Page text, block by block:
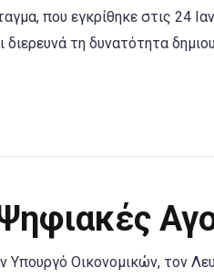
που εγκρίθηκε στις 24
διερευνά τη δυνατότητα
Οικονομικών, τον